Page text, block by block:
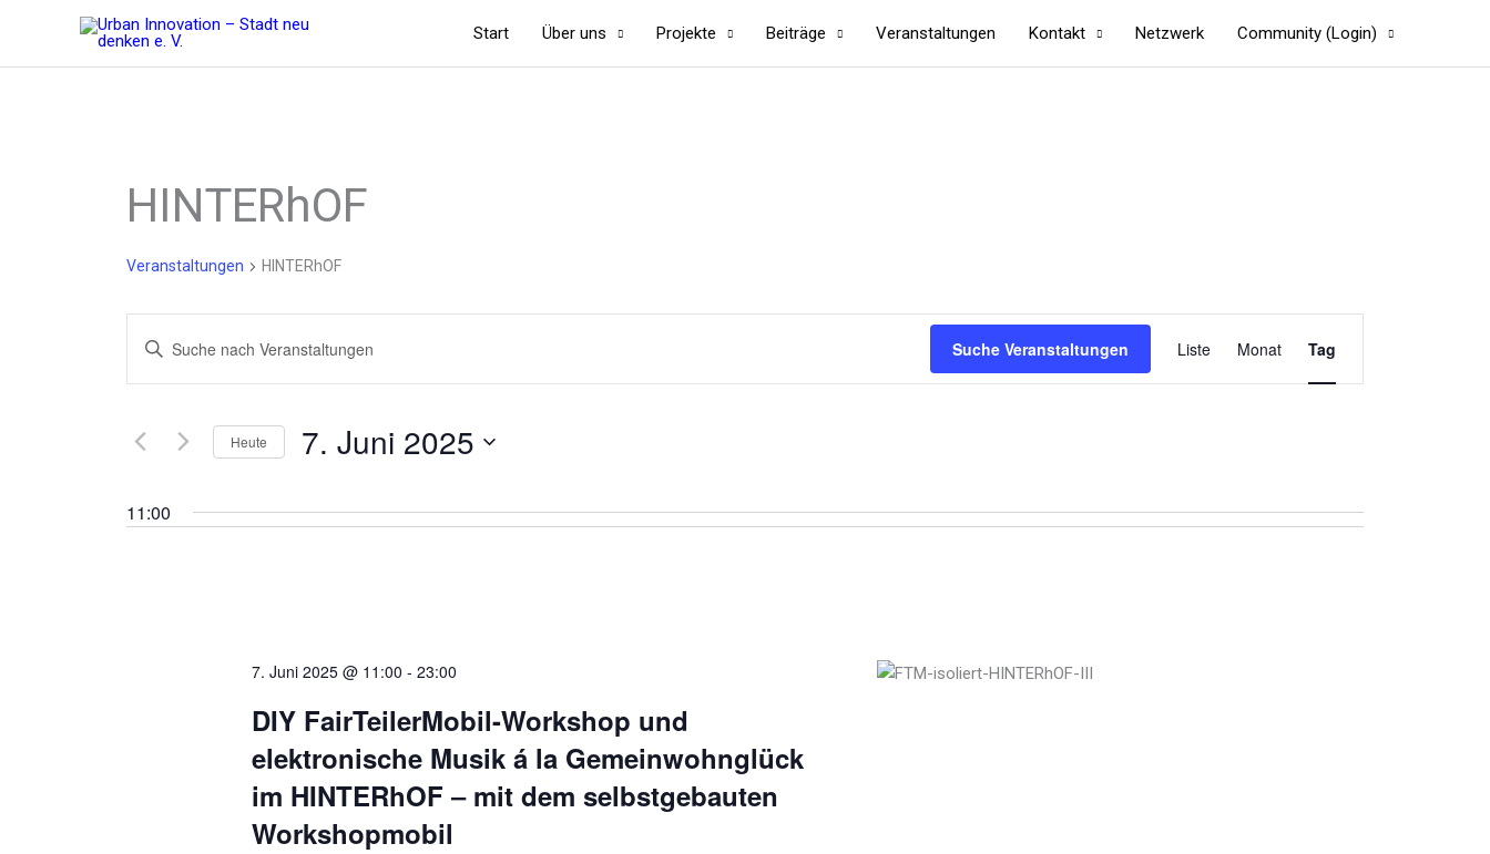
springen
Start Über uns Projekte Beiträge Veranstaltungen Kontakt Netzwerk Community (Login)
HINTERhOF
Veranstaltungen HINTERhOF
Suche
und
Navigation
Bitte
nach
Suche Veranstaltungen
Ansichten-
Navigation
Liste Monat Tag
Heute 7. Juni 2025
11:00
7. Juni 2025 @ 11:00 - 23:00
DIY FairTeilerMobil-Workshop und
elektronische Musik á la Gemeinwohnglück
im HINTERhOF ‒ mit dem selbstgebauten
Workshopmobil